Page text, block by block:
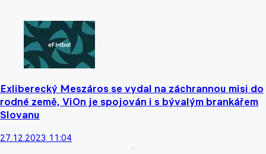
Exliberecký Meszáros se vydal na záchrannou misi do
rodné země, ViOn je spojován i s bývalým brankářem
Slovanu
27.12.2023 11:04